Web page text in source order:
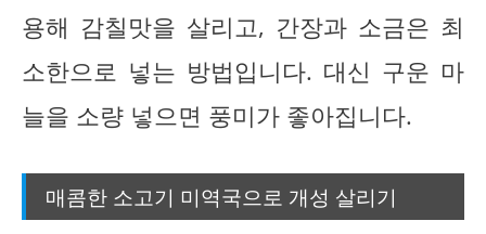
용해 감칠맛을 살리고, 간장과 소금은 최
소한으로 넣는 방법입니다. 대신 구운 마
늘을 소량 넣으면 풍미가 좋아집니다.
매콤한 소고기 미역국으로 개성 살리기